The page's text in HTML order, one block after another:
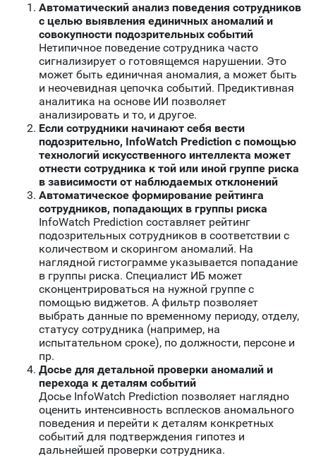
Автоматический анализ поведения сотрудников
с целью выявления единичных аномалий и
совокупности подозрительных событий
Нетипичное поведение сотрудника часто
сигнализирует о готовящемся нарушении. Это
может быть единичная аномалия, а может быть
и неочевидная цепочка событий. Предиктивная
аналитика на основе ИИ позволяет
анализировать и то, и другое.
Если сотрудники начинают себя вести
подозрительно, InfoWatch Prediction с помощью
технологий искусственного интеллекта может
отнести сотрудника к той или иной группе риска
в зависимости от наблюдаемых отклонений
Автоматическое формирование рейтинга
сотрудников, попадающих в группы риска
InfoWatch Prediction составляет рейтинг
подозрительных сотрудников в соответствии с
количеством и скорингом аномалий. На
наглядной гистограмме указывается попадание
в группы риска. Специалист ИБ может
сконцентрироваться на нужной группе с
помощью виджетов. А фильтр позволяет
выбрать данные по временному периоду, отделу,
статусу сотрудника (например, на
испытательном сроке), по должности, персоне и
пр.
Досье для детальной проверки аномалий и
перехода к деталям событий
Досье InfoWatch Prediction позволяет наглядно
оценить интенсивность всплесков аномального
поведения и перейти к деталям конкретных
событий для подтверждения гипотез и
дальнейшей проверки сотрудника.